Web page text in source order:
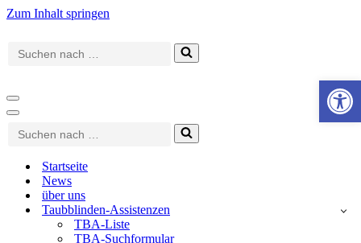
Zum Inhalt springen
Suchen
nach …
Navigationsmenü
Navigationsmenü
Suchen
nach …
Startseite
News
über uns
Taubblinden-Assistenzen
TBA-Liste
TBA-Suchformular